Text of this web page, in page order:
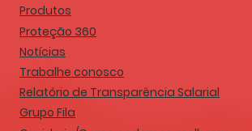
Produtos
Proteção 360
Notícias
Trabalhe conosco
Relatório de Transparência Salarial
Grupo Fila